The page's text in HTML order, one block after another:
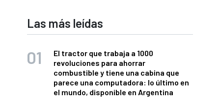
Las más leídas
El tractor que trabaja a 1000
revoluciones para ahorrar
combustible y tiene una cabina que
parece una computadora: lo último en
el mundo, disponible en Argentina